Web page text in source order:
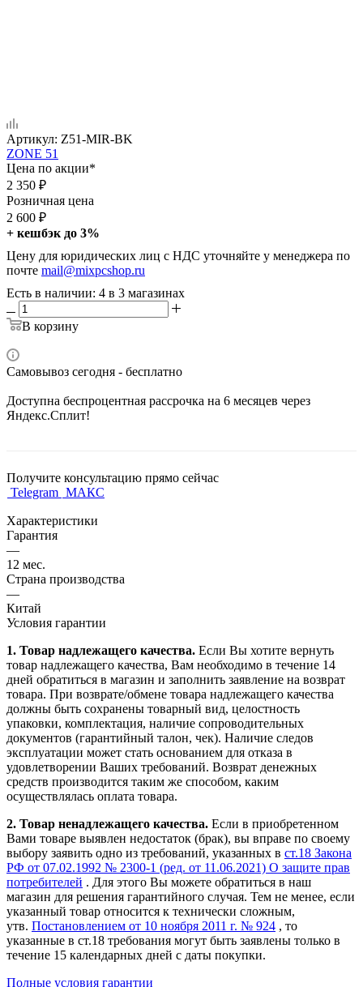
Артикул: Z51-MIR-BK
ZONE 51
Цена по акции*
2 350 ₽
Розничная цена
2 600 ₽
+ кешбэк до 3%
Цену для юридических лиц с НДС уточняйте у менеджера по
почте mail@mixpcshop.ru
Есть в наличии: 4 в 3 магазинах
В корзину
Самовывоз сегодня - бесплатно
Доступна беспроцентная рассрочка на 6 месяцев через
Яндекс.Сплит!
Получите консультацию прямо сейчас
Telegram МАКС
Характеристики
Гарантия
—
12 мес.
Страна производства
—
Китай
Условия гарантии
1. Товар надлежащего качества. Если Вы хотите вернуть
товар надлежащего качества, Вам необходимо в течение 14
дней обратиться в магазин и заполнить заявление на возврат
товара. При возврате/обмене товара надлежащего качества
должны быть сохранены товарный вид, целостность
упаковки, комплектация, наличие сопроводительных
документов (гарантийный талон, чек). Наличие следов
эксплуатации может стать основанием для отказа в
удовлетворении Ваших требований. Возврат денежных
средств производится таким же способом, каким
осуществлялась оплата товара.
2. Товар ненадлежащего качества. Если в приобретенном
Вами товаре выявлен недостаток (брак), вы вправе по своему
выбору заявить одно из требований, указанных в ст.18 Закона
РФ от 07.02.1992 № 2300-1 (ред. от 11.06.2021) О защите прав
потребителей . Для этого Вы можете обратиться в наш
магазин для решения гарантийного случая. Тем не менее, если
указанный товар относится к технически сложным,
утв. Постановлением от 10 ноября 2011 г. № 924 , то
указанные в ст.18 требования могут быть заявлены только в
течение 15 календарных дней с даты покупки.
Полные условия гарантии